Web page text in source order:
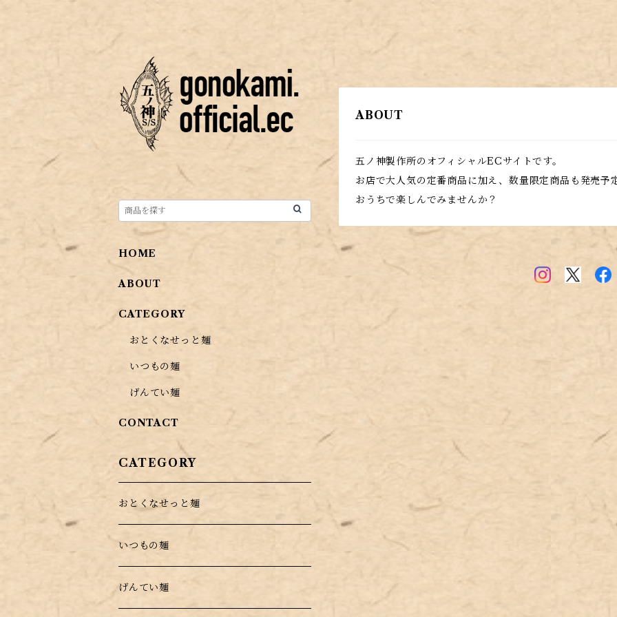
ABOUT
五ノ神製作所のオフィシャルECサイトです。
お店で大人気の定番商品に加え、数量限定商品も発売予
おうちで楽しんでみませんか？
HOME
ABOUT
CATEGORY
おとくなせっと麺
いつもの麺
げんてい麺
CONTACT
CATEGORY
おとくなせっと麺
いつもの麺
げんてい麺